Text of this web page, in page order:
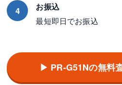
4
お振込
最短即日でお振込
▶ PR-G51Nの無料